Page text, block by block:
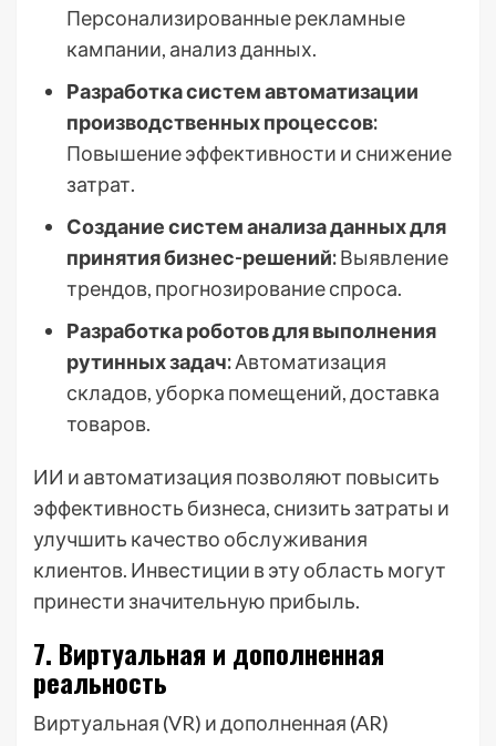
Персонализированные рекламные
кампании, анализ данных.
Разработка систем автоматизации
производственных процессов:
Повышение эффективности и снижение
затрат.
Создание систем анализа данных для
принятия бизнес-решений:Выявление
трендов, прогнозирование спроса.
Разработка роботов для выполнения
рутинных задач:Автоматизация
складов, уборка помещений, доставка
товаров.
ИИ и автоматизация позволяют повысить
эффективность бизнеса, снизить затраты и
улучшить качество обслуживания
клиентов. Инвестиции в эту область могут
принести значительную прибыль.
7. Виртуальная и дополненная
реальность
Виртуальная (VR) и дополненная (AR)